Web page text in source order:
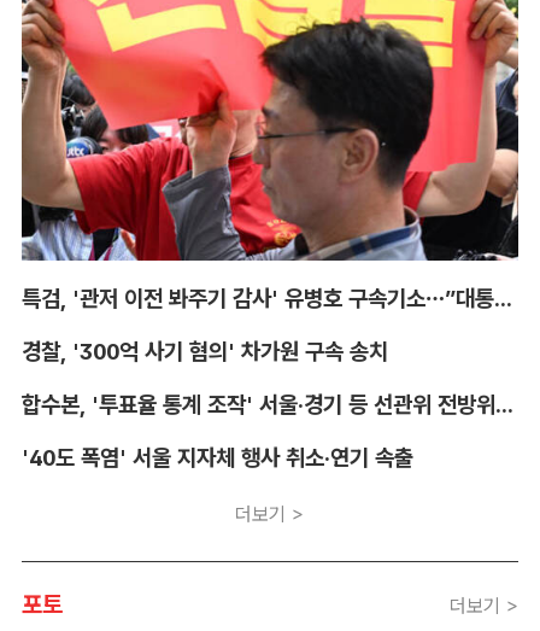
특검, '관저 이전 봐주기 감사' 유병호 구속기소…”대통령실 청탁받아“
경찰, '300억 사기 혐의' 차가원 구속 송치
합수본, '투표율 통계 조작' 서울·경기 등 선관위 전방위 압수수색
'40도 폭염' 서울 지자체 행사 취소·연기 속출
더보기 >
포토 더보기 >